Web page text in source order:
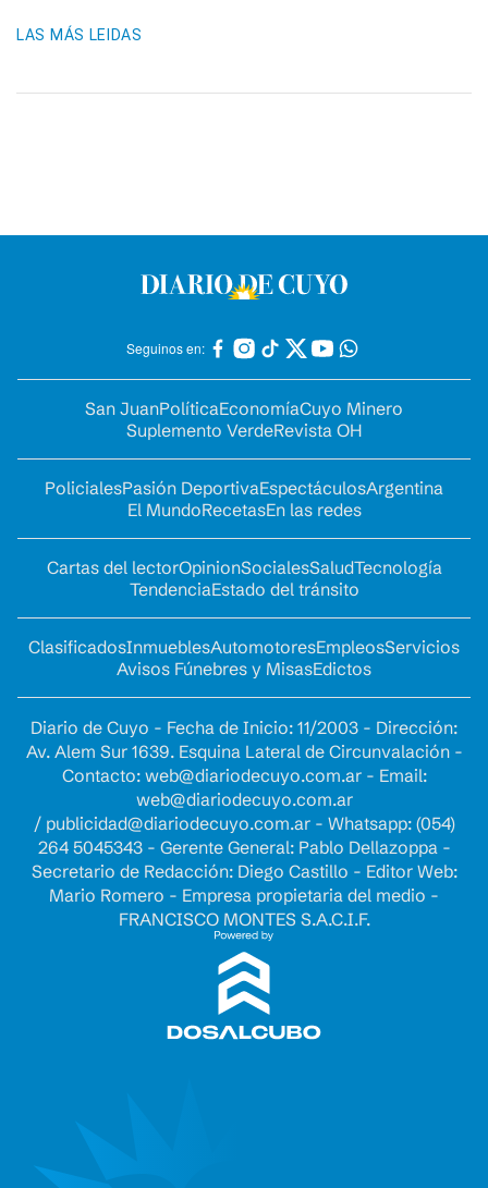
LAS MÁS LEIDAS
Seguinos en:
San JuanPolíticaEconomíaCuyo Minero
Suplemento VerdeRevista OH
PolicialesPasión DeportivaEspectáculosArgentina
El MundoRecetasEn las redes
Cartas del lectorOpinionSocialesSaludTecnología
TendenciaEstado del tránsito
ClasificadosInmueblesAutomotoresEmpleosServicios
Avisos Fúnebres y MisasEdictos
Diario de Cuyo - Fecha de Inicio: 11/2003 - Dirección:
Av. Alem Sur 1639. Esquina Lateral de Circunvalación -
Contacto: web@diariodecuyo.com.ar- Email:
web@diariodecuyo.com.ar
/ publicidad@diariodecuyo.com.ar- Whatsapp: (054)
264 5045343 - Gerente General: Pablo Dellazoppa -
Secretario de Redacción: Diego Castillo - Editor Web:
Mario Romero - Empresa propietaria del medio -
FRANCISCO MONTES S.A.C.I.F.